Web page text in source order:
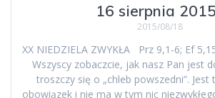
16 sierpnia
2015/08/18
XX NIEDZIELA ZWYKŁA Prz 9,1-6; Ef
Wszyscy zobaczcie, jak nasz Pan jest
troszczy się o „chleb powszedni”. Jest
obowiązek i nie ma w tym nic